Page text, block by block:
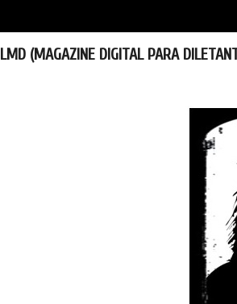
LMD (MAGAZINE DIGITAL PARA